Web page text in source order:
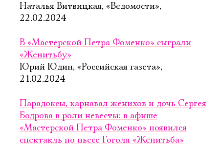
Наталья Витвицкая, «Ведомости»,
22.02.2024
В «Мастерской Петра Фоменко» сыграли
«Женитьбу»
Юрий Юдин, «Российская газета»,
21.02.2024
Парадоксы, карнавал женихов и дочь Сергея
Бодрова в роли невесты: в афише
«Мастерской Петра Фоменко» появился
спектакль по пьесе Гоголя «Женитьба»